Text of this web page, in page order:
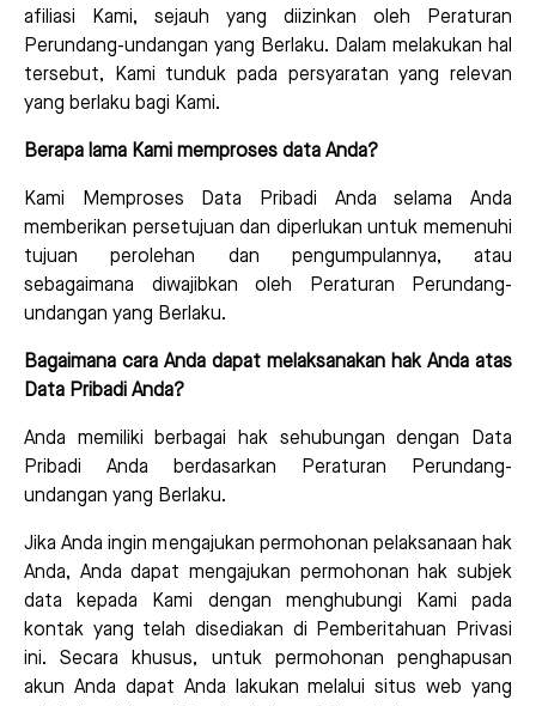
afiliasi Kami, sejauh yang diizinkan oleh Peraturan
Perundang-undangan yang Berlaku. Dalam melakukan hal
tersebut, Kami tunduk pada persyaratan yang relevan
yang berlaku bagi Kami.
Berapa lama Kami memproses data Anda?
Kami Memproses Data Pribadi Anda selama Anda
memberikan persetujuan dan diperlukan untuk memenuhi
tujuan perolehan dan pengumpulannya, atau
sebagaimana diwajibkan oleh Peraturan Perundang-
undangan yang Berlaku.
Bagaimana cara Anda dapat melaksanakan hak Anda atas
Data Pribadi Anda?
Anda memiliki berbagai hak sehubungan dengan Data
Pribadi Anda berdasarkan Peraturan Perundang-
undangan yang Berlaku.
Jika Anda ingin mengajukan permohonan pelaksanaan hak
Anda, Anda dapat mengajukan permohonan hak subjek
data kepada Kami dengan menghubungi Kami pada
kontak yang telah disediakan di Pemberitahuan Privasi
ini. Secara khusus, untuk permohonan penghapusan
akun Anda dapat Anda lakukan melalui situs web yang